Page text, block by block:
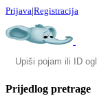
Prijava|Registracija
Prijedlog pretrage